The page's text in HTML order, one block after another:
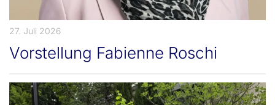
27. Juli 2026
Vorstellung Fabienne Roschi